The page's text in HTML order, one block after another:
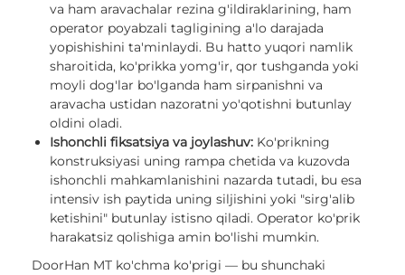
va ham aravachalar rezina g'ildiraklarining, ham
operator poyabzali tagligining a'lo darajada
yopishishini ta'minlaydi. Bu hatto yuqori namlik
sharoitida, ko'prikka yomg'ir, qor tushganda yoki
moyli dog'lar bo'lganda ham sirpanishni va
aravacha ustidan nazoratni yo'qotishni butunlay
oldini oladi.
Ishonchli fiksatsiya va joylashuv: Ko'prikning
konstruksiyasi uning rampa chetida va kuzovda
ishonchli mahkamlanishini nazarda tutadi, bu esa
intensiv ish paytida uning siljishini yoki "sirg'alib
ketishini" butunlay istisno qiladi. Operator ko'prik
harakatsiz qolishiga amin bo'lishi mumkin.
DoorHan MT ko'chma ko'prigi — bu shunchaki